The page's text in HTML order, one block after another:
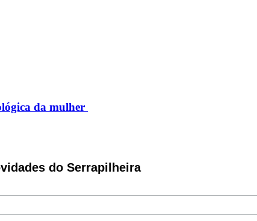
da mulher
do Serrapilheira